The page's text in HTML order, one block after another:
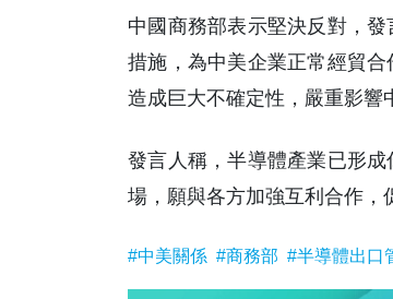
中國商務部表示堅決反對，
措施，為中美企業正常經貿
造成巨大不確定性，嚴重影響
發言人稱，半導體產業已形
場，願與各方加強互利合作
#中美關係 #商務部 #半導體出口